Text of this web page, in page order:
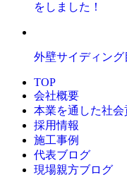
をしました！
外壁サイディン
TOP
会社概要
本業を通した社会
採用情報
施工事例
代表ブログ
現場親方ブログ